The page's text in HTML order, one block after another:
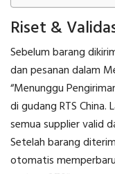
Riset &
Sebelum barang
dan pesanan dalam
“Menunggu
di gudang RTS
semua supplier valid
Setelah barang
otomatis